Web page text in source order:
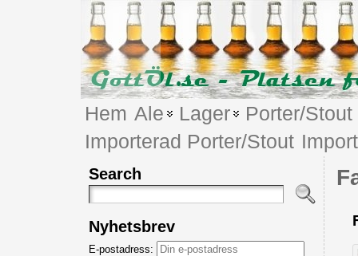
Hem Ale Lager
Porter/Stout
Importerad Porter/Stout
Search
Nyhetsbrev
E-postadress: